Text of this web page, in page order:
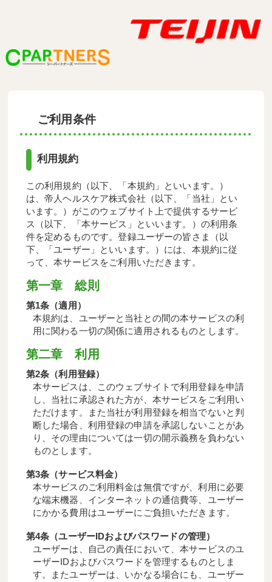
ご利用条件
利用規約
この利用規約（以下、「本規約」といいます。）
は、帝人ヘルスケア株式会社（以下、「当社」とい
います。）がこのウェブサイト上で提供するサービ
ス（以下、「本サービス」といいます。）の利用条
件を定めるものです。登録ユーザーの皆さま（以
下、「ユーザー」といいます。）には、本規約に従
って、本サービスをご利用いただきます。
第一章 総則
第1条（適用）
本規約は、ユーザーと当社との間の本サービスの利
用に関わる一切の関係に適用されるものとします。
第二章 利用
第2条（利用登録）
本サービスは、このウェブサイトで利用登録を申請
し、当社に承認された方が、本サービスをご利用い
ただけます。また当社が利用登録を相当でないと判
断した場合、利用登録の申請を承認しないことがあ
り、その理由については一切の開示義務を負わない
ものとします。
第3条（サービス料金）
本サービスのご利用料金は無償ですが、利用に必要
な端末機器、インターネットの通信費等、ユーザー
にかかる費用はユーザーにご負担いただきます。
第4条（ユーザーIDおよびパスワードの管理）
ユーザーは、自己の責任において、本サービスのユ
ーザーIDおよびパスワードを管理するものとしま
す。またユーザーは、いかなる場合にも、ユーザー